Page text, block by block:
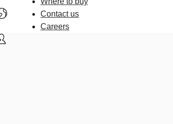
Contact us
Careers